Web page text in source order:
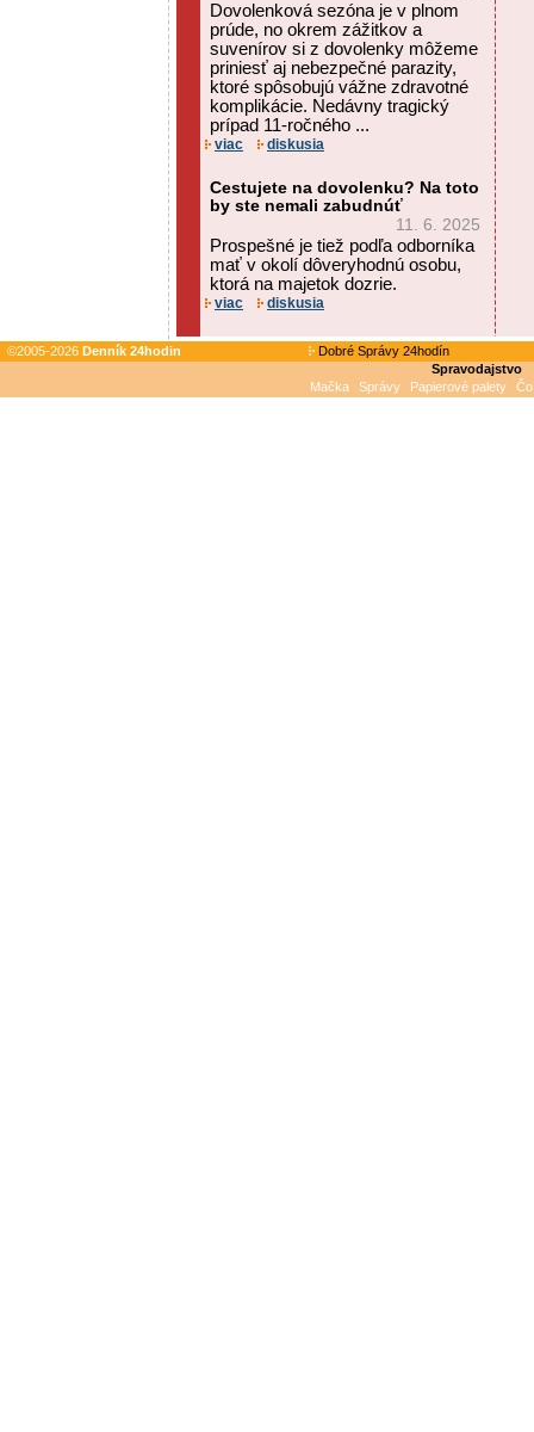
Dovolenková sezóna je v plnom
prúde, no okrem zážitkov a
suvenírov si z dovolenky môžeme
priniesť aj nebezpečné parazity,
ktoré spôsobujú vážne zdravotné
komplikácie. Nedávny tragický
prípad 11-ročného ...
viac diskusia
Cestujete na dovolenku? Na toto
by ste nemali zabudnúť
11. 6. 2025
Prospešné je tiež podľa odborníka
mať v okolí dôveryhodnú osobu,
ktorá na majetok dozrie.
viac diskusia
©2005-2026 Denník 24hodin
Dobré Správy 24hodín
Spravodajstvo
Mačka
Správy Papierové palety